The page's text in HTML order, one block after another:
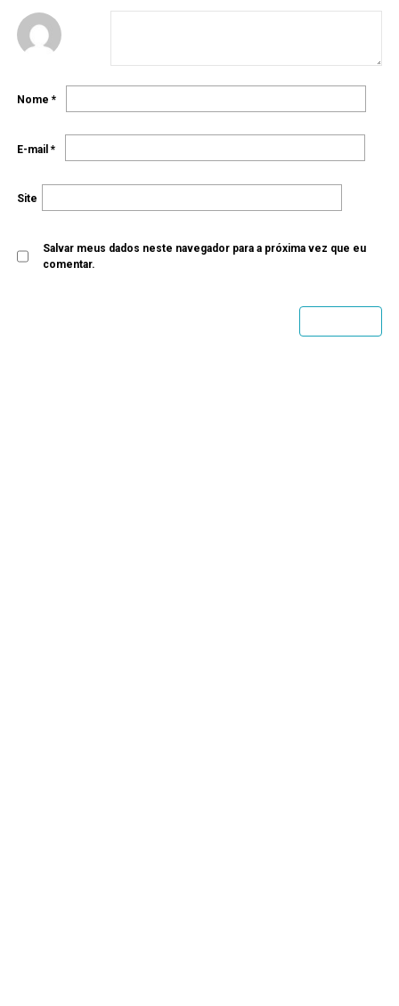
Nome *
E-mail *
Site
Salvar meus dados neste navegador para a próxima vez que eu
comentar.